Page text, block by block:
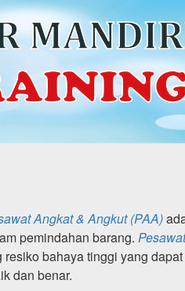
Angkat & Angkut (PAA)
pemindahan barang.
bahaya tinggi yang
dan benar.